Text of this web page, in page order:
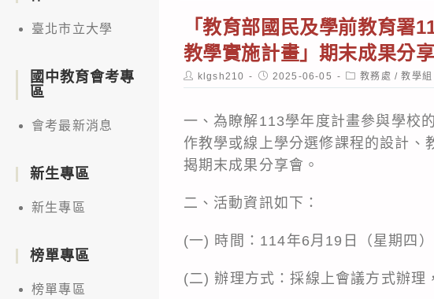
「教育部國民及學前教育署
教學實施計畫」期末成果分
Post
author:
klgsh210
Post
published:
2025-06-05
Post
category:
教務處 / 教學組
一、為瞭解113學年度計畫參與學校
作教學或線上學分選修課程的設計、
揭期末成果分享會。
二、活動資訊如下：
(一) 時間：114年6月19日（星期四
(二) 辦理方式：採線上會議方式辦理
臺北市立大學
國中教育會考專
區
會考最新消息
新生專區
新生專區
榜單專區
榜單專區